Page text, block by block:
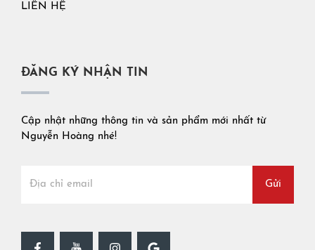
LIÊN HỆ
ĐĂNG KÝ NHẬN TIN
Cập nhật những thông tin và sản phẩm mới nhất từ
Nguyễn Hoàng nhé!
Gửi